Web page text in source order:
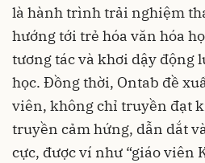
là hành trình trải nghiệm
hướng tới trẻ hóa văn hóa
tương tác và khơi dậy động
học. Đồng thời, Ontab đề
viên, không chỉ truyền đạt
truyền cảm hứng, dẫn dắt
cực, được ví như “giáo viên